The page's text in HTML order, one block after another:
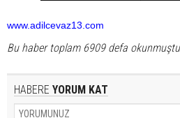
www.adilcevaz13.com
Bu haber toplam 6909 defa
HABERE YORUM KAT